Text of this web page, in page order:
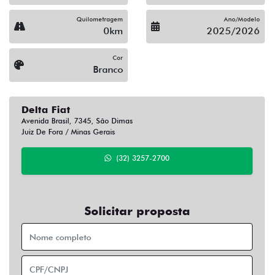
Quilometragem
0km
Ano/Modelo
2025/2026
Cor
Branco
Delta Fiat
Avenida Brasil, 7345, São Dimas
Juiz De Fora / Minas Gerais
(32) 3257-2700
Solicitar proposta